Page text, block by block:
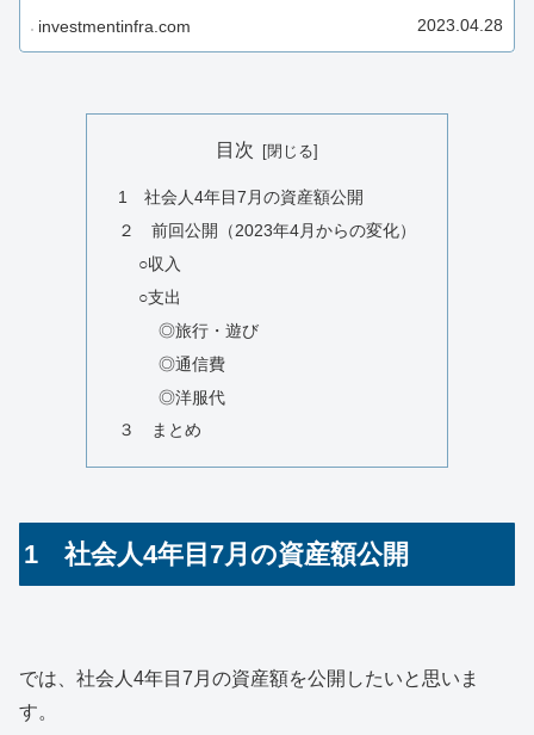
investmentinfra.com 2023.04.28
目次
1 社会人4年目7月の資産額公開
２ 前回公開（2023年4月からの変化）
○収入
○支出
◎旅行・遊び
◎通信費
◎洋服代
３ まとめ
1 社会人4年目7月の資産額公開
では、社会人4年目7月の資産額を公開したいと思いま
す。